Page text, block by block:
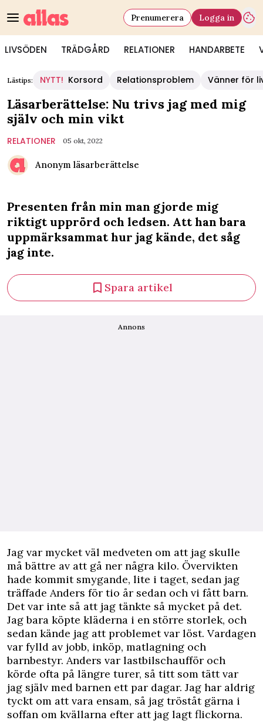
LIVSÖDEN TRÄDGÅRD RELATIONER HANDARBETE
Prenumerera Logga in
Lästips: NYTT! Korsord Relationsproblem Vänner för
Läsarberättelse: Nu trivs jag med mig
själv och min vikt
RELATIONER 05 okt, 2022
Anonym läsarberättelse
Presenten från min man gjorde mig
riktigt upprörd och ledsen. Att han bara
uppmärksammat hur jag kände, det såg
jag inte.
Spara artikel
Annons
Jag var mycket väl medveten om att jag skulle
må bättre av att gå ner några kilo. Övervikten
hade kommit smygande, lite i taget, sedan jag
träffade Anders för tio år sedan och vi fått barn.
Det var inte så att jag tänkte så mycket på det.
Jag bara köpte kläderna i en större storlek, och
sedan kände jag att problemet var löst. Vardagen
var fylld av jobb, inköp, matlagning och
barnbestyr. Anders var lastbilschaufför och
körde ofta på längre turer, så titt som tätt var
jag själv med barnen ett par dagar. Jag har aldrig
tyckt om att vara ensam, så jag tröståt gärna i
soffan om kvällarna efter att jag lagt flickorna.